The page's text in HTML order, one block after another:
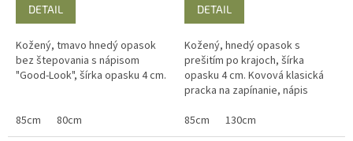
DETAIL
Kožený, tmavo hnedý opasok
bez štepovania s nápisom
"Good-Look", šírka opasku 4 cm.
85cm 80cm
DETAIL
Kožený, hnedý opasok s
prešitím po krajoch, šírka
opasku 4 cm. Kovová klasická
pracka na zapínanie, nápis
85cm
130cm